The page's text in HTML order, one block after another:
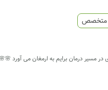
متخصص
در مسیر درمان برایم به ارمغان می آورد